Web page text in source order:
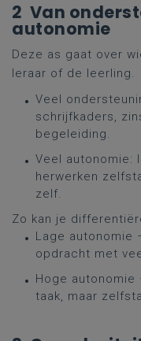
2 Van
autonomie
Deze as gaat over
leraar of de leerling.
Veel
schrijfkaders,
begeleiding.
Veel autonomie:
herwerken
zelf.
Zo kan je
Lage autonomie
opdracht met
Hoge
taak, maar